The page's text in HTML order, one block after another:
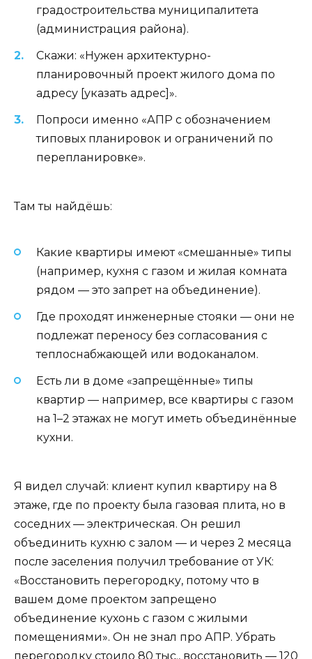
градостроительства муниципалитета
(администрация района).
Скажи: «Нужен архитектурно-
планировочный проект жилого дома по
адресу [указать адрес]».
Попроси именно «АПР с обозначением
типовых планировок и ограничений по
перепланировке».
Там ты найдёшь:
Какие квартиры имеют «смешанные» типы
(например, кухня с газом и жилая комната
рядом — это запрет на объединение).
Где проходят инженерные стояки — они не
подлежат переносу без согласования с
теплоснабжающей или водоканалом.
Есть ли в доме «запрещённые» типы
квартир — например, все квартиры с газом
на 1–2 этажах не могут иметь объединённые
кухни.
Я видел случай: клиент купил квартиру на 8
этаже, где по проекту была газовая плита, но в
соседних — электрическая. Он решил
объединить кухню с залом — и через 2 месяца
после заселения получил требование от УК:
«Восстановить перегородку, потому что в
вашем доме проектом запрещено
объединение кухонь с газом с жилыми
помещениями». Он не знал про АПР. Убрать
перегородку стоило 80 тыс., восстановить — 120